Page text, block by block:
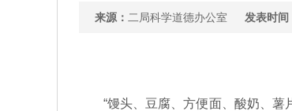
来源： 二局科学道德办公室 发表时间
“馒头、豆腐、方便面、酸奶、薯